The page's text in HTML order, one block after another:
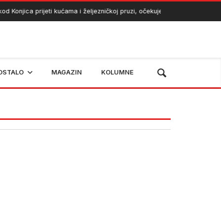
Konjica prijeti kućama i željezničkoj pruzi, očekuje se angažman
MAGAZIN KOLUMNE